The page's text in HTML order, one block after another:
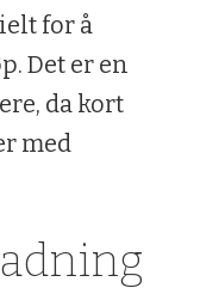
for å
Det er en
da kort
med